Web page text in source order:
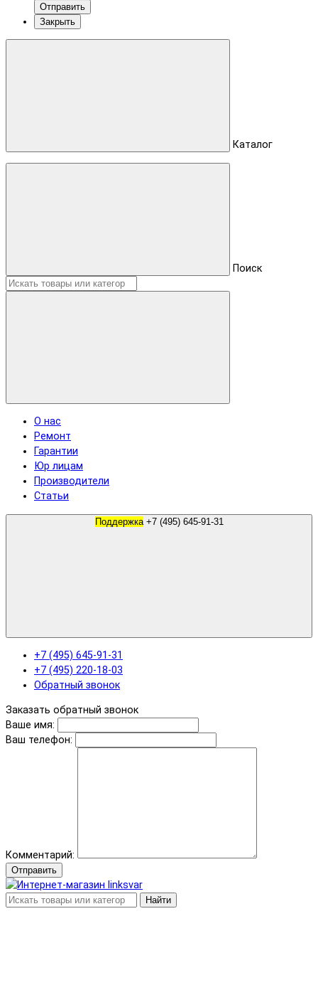
Отправить
Закрыть
Каталог
Поиск
О нас
Ремонт
Гарантии
Юр лицам
Производители
Статьи
Поддержка
+7 (495) 645-91-31
+7 (495) 220-18-03
Обратный звонок
Заказать обратный звонок
Ваше имя:
Ваш телефон:
Комментарий:
Отправить
Найти